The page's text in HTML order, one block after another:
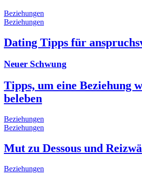
Beziehungen
Beziehungen
Dating Tipps für
Neuer Schwung
Tipps, um eine Beziehung
beleben
Beziehungen
Beziehungen
Mut zu Dessous und
Beziehungen